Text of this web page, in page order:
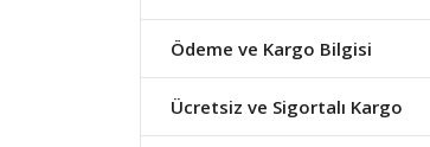
Ödeme ve Kargo Bilgisi
Ücretsiz ve Sigortalı Kargo